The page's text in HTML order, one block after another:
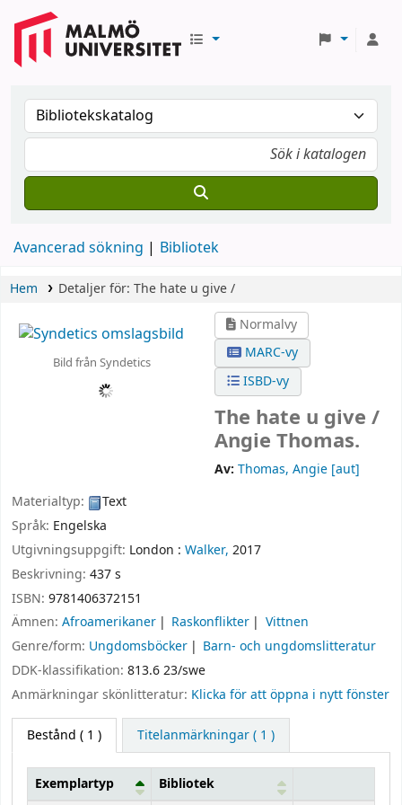
Avancerad sökning Bibliotek
Hem Detaljer för: The hate u give /
Bild från Syndetics
Normalvy
MARC-vy
ISBD-vy
The hate u give /
Angie Thomas.
Av: Thomas, Angie[aut]
Materialtyp:
Text
Språk: Engelska
Utgivningsuppgift: London : Walker, 2017
Beskrivning: 437 s
ISBN: 9781406372151
Ämnen: Afroamerikaner Raskonflikter
Vittnen
Genre/form: Ungdomsböcker
Barn- och ungdomslitteratur
DDK-klassifikation: 813.6 23/swe
Anmärkningar skönlitteratur: Klicka för att öppna i nytt fönster
Bestånd ( 1 ) Titelanmärkningar ( 1 )
Exemplartyp Bibliotek